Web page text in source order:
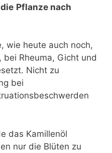
Pflanze nach
wie heute auch noch,
bei Rheuma, Gicht und
Nicht zu
bei
das Kamillenöl
nur die Blüten zu